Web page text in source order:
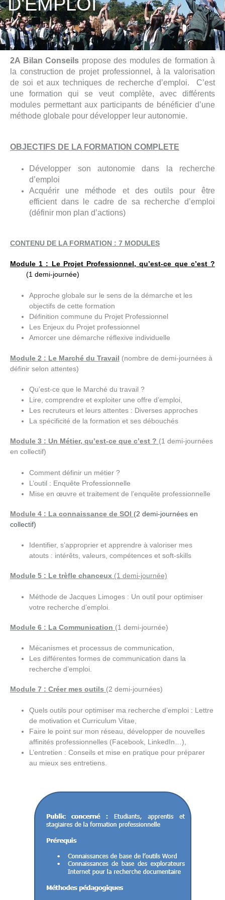
2A Bilan Conseils propose des modules de formation à
la construction de projet professionnel, à la valorisation
de soi et aux techniques de recherche d’emploi. C’est
une formation qui se veut complète, avec différents
modules permettant aux participants de bénéficier d’une
méthode globale pour développer leur autonomie.
OBJECTIFS DE LA FORMATION COMPLETE
Développer son autonomie dans la recherche
d’emploi
Acquérir une méthode et des outils pour être
efficient dans le cadre de sa recherche d’emploi
(définir mon plan d’actions)
CONTENU DE LA FORMATION : 7 MODULES
Module 1 : Le Projet Professionnel, qu’est-ce que c’est ?
(1 demi-journée)
Approche globale sur le sens de la démarche et les
objectifs de cette formation
Définition commune du Projet Professionnel
Les Enjeux du Projet professionnel
Amorcer une démarche réflexive individuelle
Module 2 : Le Marché du Travail (nombre de demi-journées à
définir selon attentes)
Qu’est-ce que le Marché du travail ?
Lire, comprendre et exploiter une offre d’emploi,
Les recruteurs et leurs attentes : Diverses approches
La spécificité de la formation et ses débouchés
Module 3 : Un Métier, qu’est-ce que c’est ? (1 demi-journées
en collectif)
Comment définir un métier ?
L’outil : Enquête Professionnelle
Mise en œuvre et traitement de l’enquête professionnelle
Module 4 : La connaissance de SOI (2 demi-journées en
collectif)
Identifier, s’approprier et apprendre à valoriser mes
atouts : intérêts, valeurs, compétences et soft-skills
Module 5 : Le trèfle chanceux (1 demi-journée)
Méthode de Jacques Limoges : Un outil pour optimiser
votre recherche d’emploi.
Module 6 : La Communication (1 demi-journée)
Mécanismes et processus de communication,
Les différentes formes de communication dans la
recherche d’emploi.
Module 7 : Créer mes outils (2 demi-journées)
Quels outils pour optimiser ma recherche d’emploi : Lettre
de motivation et Curriculum Vitae,
Faire le point sur mon réseau, développer de nouvelles
affinités professionnelles (Facebook, LinkedIn…),
L’entretien : Conseils et mise en pratique pour préparer
au mieux ses entretiens.